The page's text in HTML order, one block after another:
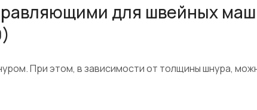
для швейных
При этом, в зависимости от толщины шнура,